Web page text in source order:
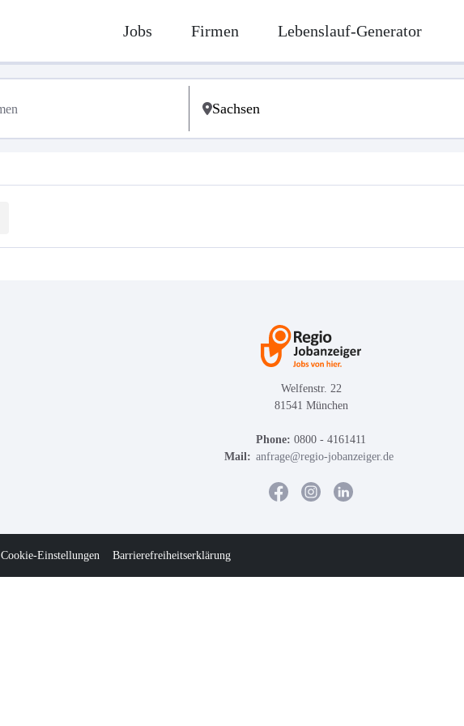
Jobs Firmen Lebenslauf-Generator
Welfenstr. 22
81541 München
Phone: 0800 - 4161411
Mail: anfrage@regio-jobanzeiger.de
Cookie-Einstellungen Barrierefreiheitserklärung